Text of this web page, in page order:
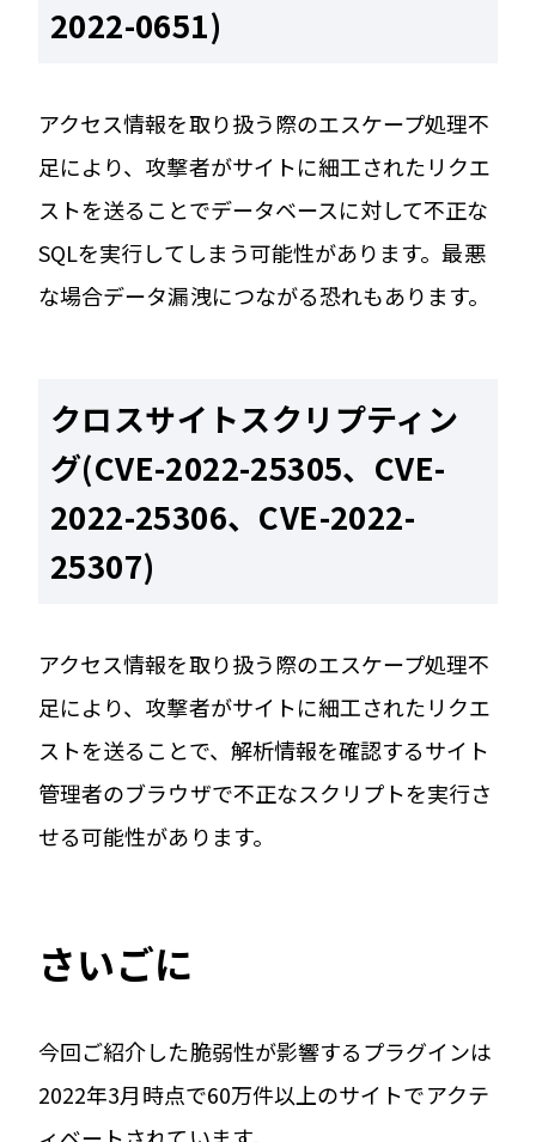
2022-0651)
アクセス情報を取り扱う際のエスケープ処理不
足により、攻撃者がサイトに細工されたリクエ
ストを送ることでデータベースに対して不正な
SQLを実行してしまう可能性があります。最悪
な場合データ漏洩につながる恐れもあります。
クロスサイトスクリプティン
グ(CVE-2022-25305、CVE-
2022-25306、CVE-2022-
25307)
アクセス情報を取り扱う際のエスケープ処理不
足により、攻撃者がサイトに細工されたリクエ
ストを送ることで、解析情報を確認するサイト
管理者のブラウザで不正なスクリプトを実行さ
せる可能性があります。
さいごに
今回ご紹介した脆弱性が影響するプラグインは
2022年3月時点で60万件以上のサイトでアクテ